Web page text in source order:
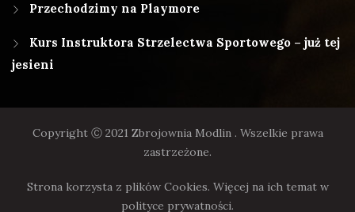
Przechodzimy na Playmore
Kurs Instruktora Strzelectwa Sportowego – już tej
jesieni
Copyright Ⓒ 2021 Zbrojownia Modlin . Wszelkie prawa
zastrzeżone.
Strona korzysta z plików Cookies. Więcej na ich temat w
polityce prywatności.